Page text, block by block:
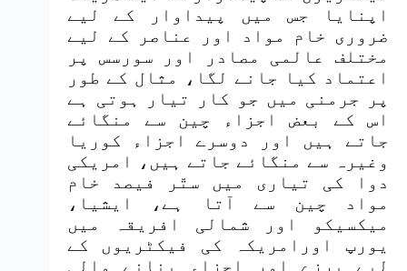
اپنایا جس میں پیداوار کے لیے
ضروری خام مواد اور عناصر کے لیے
مختلف عالمی مصادر اور سورسس پر
اعتماد کیا جانے لگا، مثال کے طور
پر جرمنی میں جو کار تیار ہوتی ہے
اس کے بعض اجزاء چین سے منگائے
جاتے ہیں اور دوسرے اجزاء کوریا
وغیرہ سے منگائے جاتے ہیں، امریکی
دوا کی تیاری میں ستّر فیصد خام
مواد چین سے آتا ہے، ایشیا،
میکسیکو اور شمالی افریقہ میں
یورپ اورامریکہ کی فیکٹریوں کے
لیے پرزے اور اجزاء بنانے والی